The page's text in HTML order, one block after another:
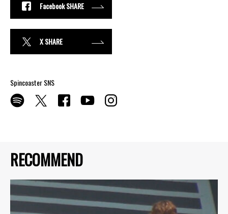
RECOMMEND
Facebook SHARE
X SHARE
Spincoaster SNS